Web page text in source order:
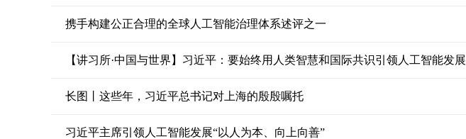
携手构建公正合理的全球人工智能治理体系述评之一
【讲习所·中国与世界】习近平：要始终用人类智慧和国际共识引领人工智能发展
长图丨这些年，习近平总书记对上海的殷殷嘱托
习近平主席引领人工智能发展“以人为本、向上向善”